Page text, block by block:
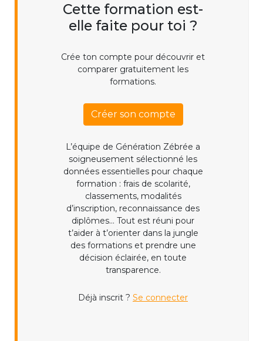
Cette formation est-
elle faite pour toi ?
Crée ton compte pour découvrir et
comparer gratuitement les
formations.
Créer son compte
L’équipe de Génération Zébrée a
soigneusement sélectionné les
données essentielles pour chaque
formation : frais de scolarité,
classements, modalités
d’inscription, reconnaissance des
diplômes... Tout est réuni pour
t’aider à t’orienter dans la jungle
des formations et prendre une
décision éclairée, en toute
transparence.
Déjà inscrit ? Se connecter